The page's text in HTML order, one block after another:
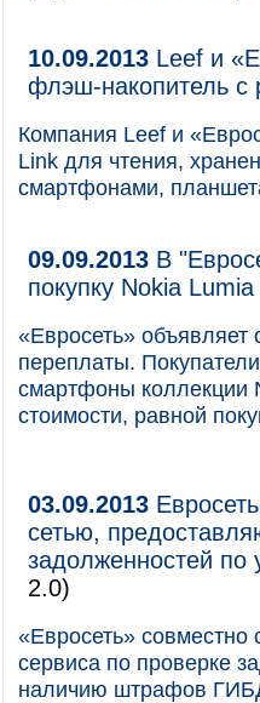
10.09.2013 Leef и
флэш-накопитель
Компания Leef и
Link для чтения,
смартфонами,
09.09.2013 В
покупку Nokia Lumia
«Евросеть» объявляет
переплаты.
смартфоны коллекции
стоимости, равной
03.09.2013
сетью,
задолженностей
2.0)
«Евросеть»
сервиса по проверке
наличию штрафов